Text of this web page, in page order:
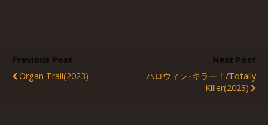
Previous Post
Organ Trail(2023)
Next Post
ハロウィン･キラー！/Totally
Killer(2023)